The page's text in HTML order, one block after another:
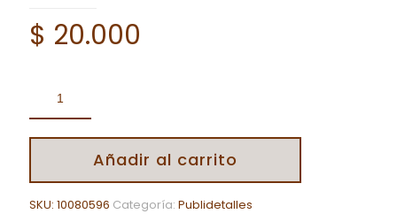
$ 20.000
Añadir al carrito
SKU: 10080596 Categoría: Publidetalles